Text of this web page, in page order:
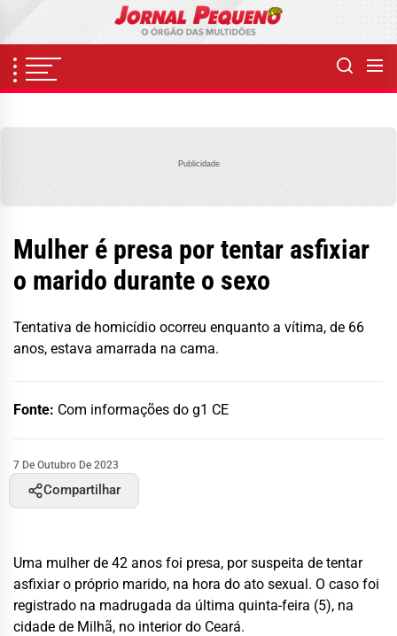
content
Publicidade
Mulher é presa por tentar asfixiar
o marido durante o sexo
Tentativa de homicídio ocorreu enquanto a vítima, de 66
anos, estava amarrada na cama.
Fonte: Com informações do g1 CE
7 De Outubro De 2023
Compartilhar
Uma mulher de 42 anos foi presa, por suspeita de tentar
asfixiar o próprio marido, na hora do ato sexual. O caso foi
registrado na madrugada da última quinta-feira (5), na
cidade de Milhã, no interior do Ceará.